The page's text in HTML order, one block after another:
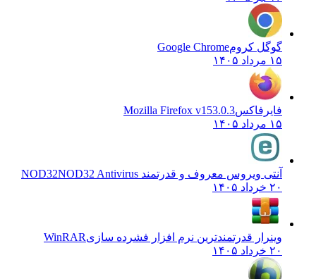
گوگل کروم Google Chrome
فایرفاکس Mozilla Firefox v153.0.3
آنتی ویروس معروف و قدرتمند NOD32NOD32 Antivirus
وینرار قدرتمندترین نرم افزار فشرده سازیWinRAR